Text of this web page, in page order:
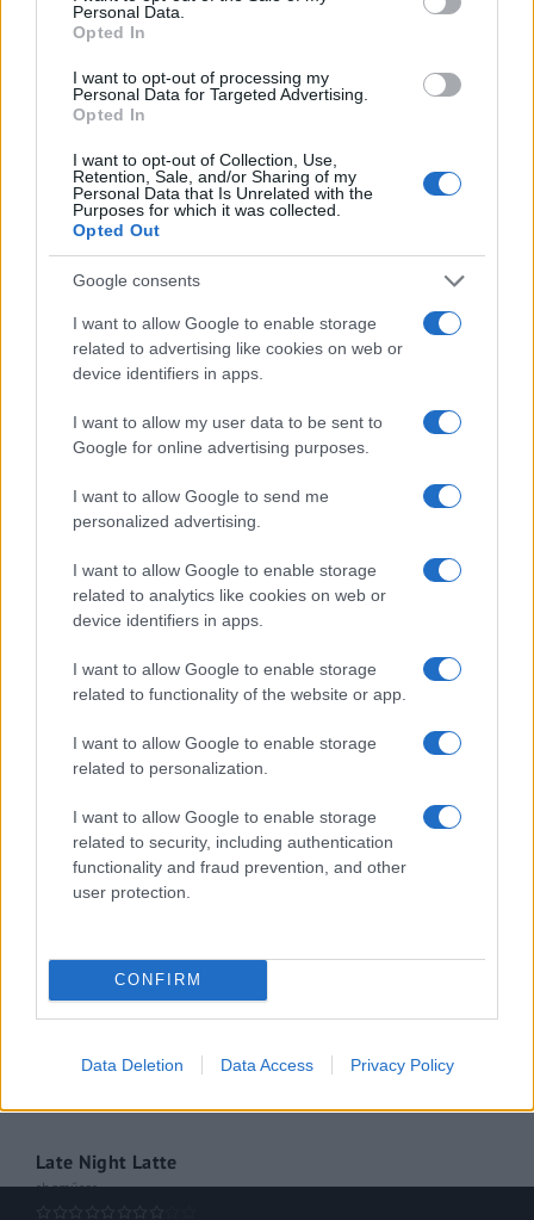
Personal Data.
Opted In
I want to opt-out of processing my
Personal Data for Targeted Advertising.
Opted In
I want to opt-out of Collection, Use,
Retention, Sale, and/or Sharing of my
Personal Data that Is Unrelated with the
Purposes for which it was collected.
Opted Out
Google consents
I want to allow Google to enable storage
related to advertising like cookies on web or
device identifiers in apps.
I want to allow my user data to be sent to
Google for online advertising purposes.
I want to allow Google to send me
personalized advertising.
I want to allow Google to enable storage
related to analytics like cookies on web or
device identifiers in apps.
I want to allow Google to enable storage
related to functionality of the website or app.
I want to allow Google to enable storage
related to personalization.
I want to allow Google to enable storage
related to security, including authentication
functionality and fraud prevention, and other
user protection.
CONFIRM
Data Deletion Data Access Privacy Policy
AJÁNLOTT VIDEÓK
Libernyákok
elemző műsor a baloldal hazugságairól Görbe tükör a baloldalról
Számok és tények
elemző műsor a baloldal hazugságairól
Küzdőtér
talk-show
Hópelyhek olvadása
Gerilla Bár
Az ügy
oknyomozó műsor
Pesti riporter
Közéleti esti műsor
Kulturális magazin
A riporter
Hétvégi Magazin
múltfeltáró oknyomozó műsor
Ki ette meg a misszionáriust?
mém- és iróniaparádé
Late Night Latte
shoműsor